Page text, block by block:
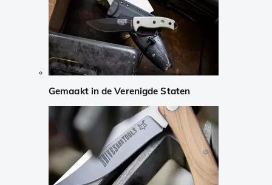
Gemaakt in de Verenigde Staten